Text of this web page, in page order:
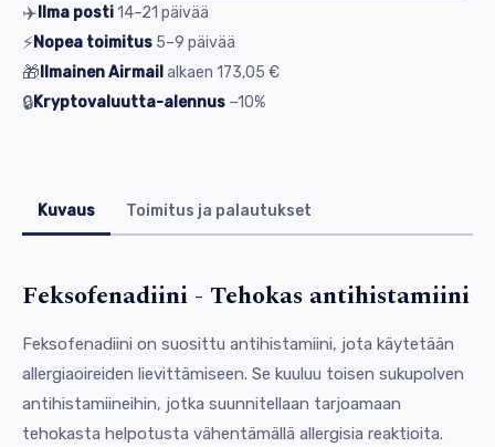
✈️Ilma posti14–21 päivää
⚡Nopea toimitus 5–9 päivää
🎁Ilmainen Airmailalkaen 173,05 €
🔒Kryptovaluutta-alennus −10%
Kuvaus Toimitus ja palautukset
Feksofenadiini - Tehokas antihistamiini
Feksofenadiini on suosittu antihistamiini, jota käytetään
allergiaoireiden lievittämiseen. Se kuuluu toisen sukupolven
antihistamiineihin, jotka suunnitellaan tarjoamaan
tehokasta helpotusta vähentämällä allergisia reaktioita.